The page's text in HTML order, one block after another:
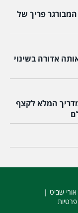
המבורגר פריך של
אדורה בשינוי
המלא לקצף
שביט |
פרטיות